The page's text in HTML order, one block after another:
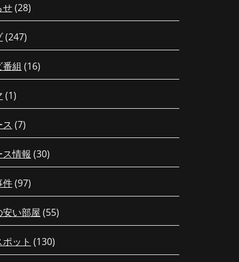
せ(28)
(247)
番組 (16)
(1)
(7)
ス情報 (30)
件(97)
い部屋 (55)
ット (130)